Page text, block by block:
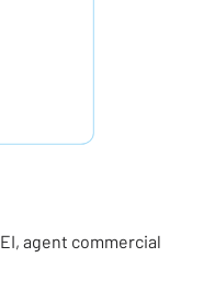
EI, agent commercial